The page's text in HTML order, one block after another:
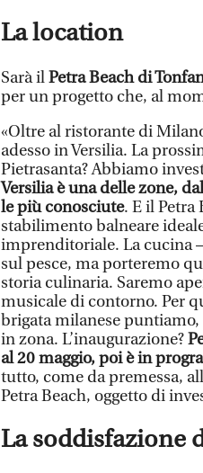
La location
Sarà ilPetra Beach di
per un progetto che, al
«Oltre al ristorante di
adesso in Versilia. La
Pietrasanta? Abbiamo
Versilia è una delle zone,
le più conosciute. E il Petra
stabilimento balneare
imprenditoriale. La cucina
sul pesce, ma porteremo
storia culinaria. Saremo
musicale di contorno. Per
brigata milanese
in zona. L’inaugurazione?
al 20 maggio, poi è in
tutto, come da premessa,
Petra Beach, oggetto di
La soddisfazione